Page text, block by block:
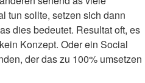
tun sollte, setzen sich dann
dies bedeutet. Resultat oft, es
Konzept. Oder ein Social
der das zu 100% umsetzen